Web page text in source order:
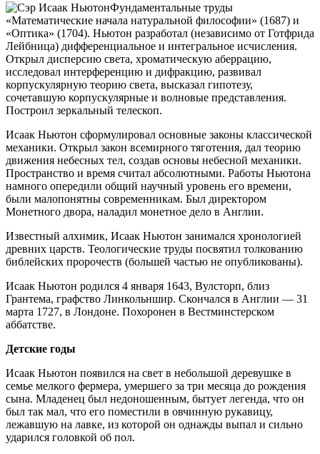
Фундаментальные труды
«Математические начала натуральной философии» (1687) и
«Оптика» (1704). Ньютон разработал (независимо от Готфрида
Лейбница) дифференциальное и интегральное исчисления.
Открыл дисперсию света, хроматическую аберрацию,
исследовал интерференцию и дифракцию, развивал
корпускулярную теорию света, высказал гипотезу,
сочетавшую корпускулярные и волновые представления.
Построил зеркальный телескоп.
Исаак Ньютон сформулировал основные законы классической
механики. Открыл закон всемирного тяготения, дал теорию
движения небесных тел, создав основы небесной механики.
Пространство и время считал абсолютными. Работы Ньютона
намного опередили общий научный уровень его времени,
были малопонятны современникам. Был директором
Монетного двора, наладил монетное дело в Англии.
Известный алхимик, Исаак Ньютон занимался хронологией
древних царств. Теологические труды посвятил толкованию
библейских пророчеств (большей частью не опубликованы).
Исаак Ньютон родился 4 января 1643, Вулсторп, близ
Грантема, графство Линкольншир. Скончался в Англии — 31
марта 1727, в Лондоне. Похоронен в Вестминстерском
аббатстве.
Детские годы
Исаак Ньютон появился на свет в небольшой деревушке в
семье мелкого фермера, умершего за три месяца до рождения
сына. Младенец был недоношенным, бытует легенда, что он
был так мал, что его поместили в овчинную рукавицу,
лежавшую на лавке, из которой он однажды выпал и сильно
ударился головкой об пол.